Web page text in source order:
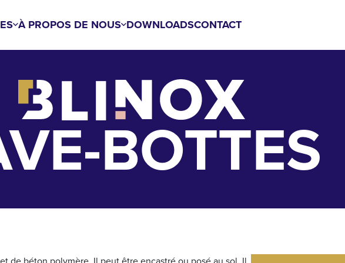
À PROPOS DE NOUS DOWNLOADSCONTACT
BOTTES